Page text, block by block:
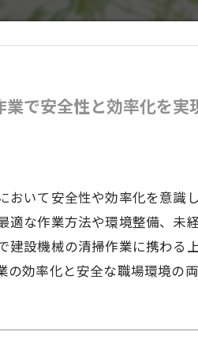
で安全性と効率化を
おいて安全性や効率化を意識
適な作業方法や環境整備、
建設機械の清掃作業に携わる
の効率化と安全な職場環境の